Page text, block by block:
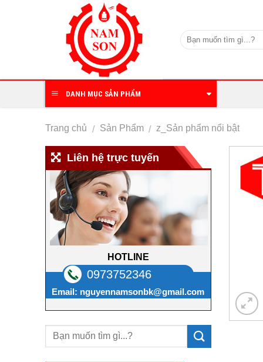
DANH MỤC SẢN PHẨM
Trang chủ / Sản Phẩm / z_Sản phẩm nổi bật
Liên hệ trực tuyến
HOTLINE
0973752346
Email: nguyennamsonbk@gmail.com